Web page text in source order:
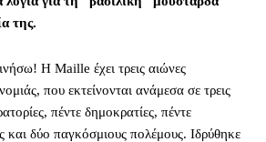
της.
Η Maille έχει τρεις αιώνες
που εκτείνονται ανάμεσα σε τρεις
πέντε δημοκρατίες, πέντε
και δύο παγκόσμιους πολέμους. Ιδρύθηκε